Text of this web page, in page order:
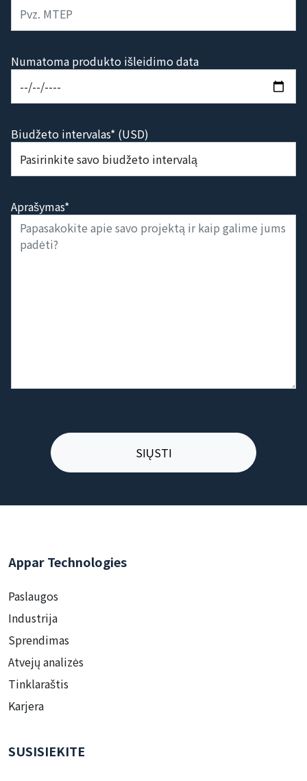
Numatoma produkto išleidimo data
Biudžeto intervalas* (USD)
Aprašymas*
Appar Technologies
Paslaugos
Industrija
Sprendimas
Atvejų analizės
Tinklaraštis
Karjera
SUSISIEKITE